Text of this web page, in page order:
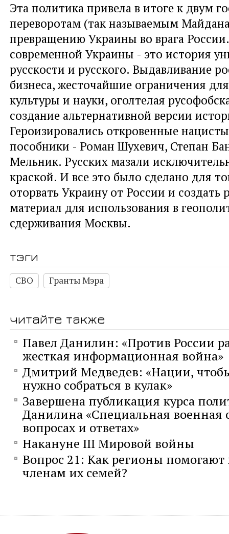
Эта политика привела в итоге к двум
переворотам (так называемым
превращению Украины во врага
современной Украины - это история
русскости и русского. Выдавливание
бизнеса, жесточайшие ограничения
культуры и науки, оголтелая
создание альтернативной версии
Героизировались откровенные
пособники - Роман Шухевич, Степан
Мельник. Русских мазали
краской. И все это было сделано для
оторвать Украину от России и создать
материал для использования в
сдерживания Москвы.
тэги
СВО Гранты Мэра
читайте также
Павел Данилин: «Против России
жесткая информационная война»
Дмитрий Медведев: «Нации,
нужно собраться в кулак»
Завершена публикация курса
Данилина «Специальная военная
вопросах и ответах»
Накануне III Мировой войны
Вопрос 21: Как регионы
членам их семей?